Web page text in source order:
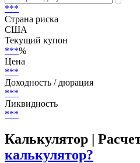
***
Страна риска
США
Текущий купон
***%
Цена
***
Доходность / дюрация
***
Ликвидность
***
Калькулятор |
калькулятор?